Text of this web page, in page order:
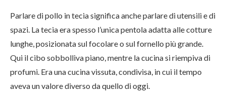
Parlare di pollo in tecia significa anche parlare di utensili e di
spazi. La tecia era spesso l’unica pentola adatta alle cotture
lunghe, posizionata sul focolare o sul fornello più grande.
Qui il cibo sobbolliva piano, mentre la cucina si riempiva di
profumi. Era una cucina vissuta, condivisa, in cui il tempo
aveva un valore diverso da quello di oggi.